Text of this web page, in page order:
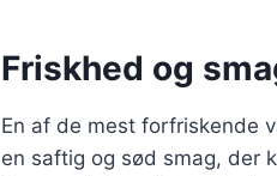
Friskhed og
En af de mest forfriskende
en saftig og sød smag, der